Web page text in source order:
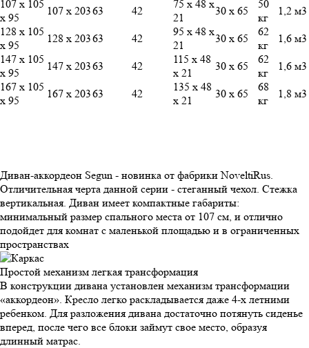
107 х 105
х 95
107 х 20363 42
75 х 48 х
21
30 х 65
50
кг
1,2 м3
128 х 105
х 95
128 х 20363 42
95 х 48 х
21
30 х 65
62
кг
1,6 м3
147 х 105
х 95
147 х 20363 42
115 х 48
х 21
30 х 65
62
кг
1,6 м3
167 х 105
х 95
167 х 20363 42
135 х 48
х 21
30 х 65
68
кг
1,8 м3
Диван-аккордеон Segun - новинка от фабрики NoveltiRus.
Отличительная черта данной серии - стеганный чехол. Стежка
вертикальная. Диван имеет компактные габариты:
минимальный размер спального места от 107 см, и отлично
подойдет для комнат с маленькой площадью и в ограниченных
пространствах
Простой механизм легкая трансформация
В конструкции дивана установлен механизм трансформации
«аккордеон». Кресло легко раскладывается даже 4-х летними
ребенком. Для разложения дивана достаточно потянуть сиденье
вперед, после чего все блоки займут свое место, образуя
длинный матрас.